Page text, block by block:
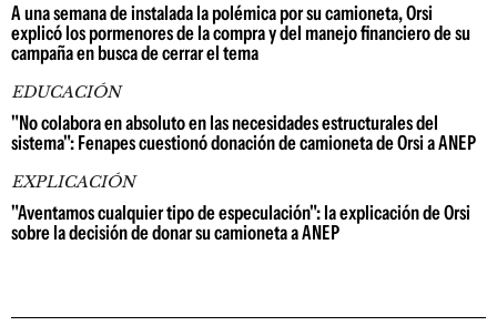
A una semana de instalada la polémica por su camioneta, Orsi
explicó los pormenores de la compra y del manejo financiero de su
campaña en busca de cerrar el tema
EDUCACIÓN
"No colabora en absoluto en las necesidades estructurales del
sistema": Fenapes cuestionó donación de camioneta de Orsi a ANEP
EXPLICACIÓN
"Aventamos cualquier tipo de especulación": la explicación de Orsi
sobre la decisión de donar su camioneta a ANEP